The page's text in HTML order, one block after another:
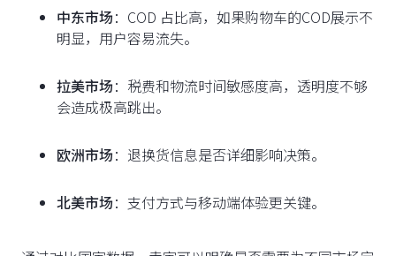
中东市场：COD 占比高，如果购物车的COD展示不
明显，用户容易流失。
拉美市场：税费和物流时间敏感度高，透明度不够
会造成极高跳出。
欧洲市场：退换货信息是否详细影响决策。
北美市场：支付方式与移动端体验更关键。